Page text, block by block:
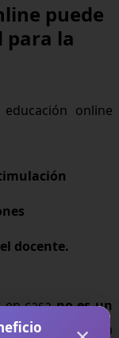
puede
para la
online
docente.
en casano es un
: pueden